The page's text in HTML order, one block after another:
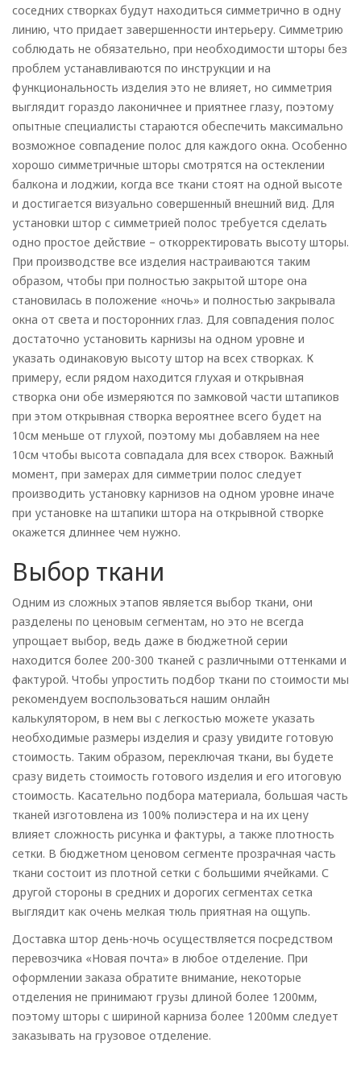
соседних створках будут находиться симметрично в одну
линию, что придает завершенности интерьеру. Симметрию
соблюдать не обязательно, при необходимости шторы без
проблем устанавливаются по инструкции и на
функциональность изделия это не влияет, но симметрия
выглядит гораздо лаконичнее и приятнее глазу, поэтому
опытные специалисты стараются обеспечить максимально
возможное совпадение полос для каждого окна. Особенно
хорошо симметричные шторы смотрятся на остеклении
балкона и лоджии, когда все ткани стоят на одной высоте
и достигается визуально совершенный внешний вид. Для
установки штор с симметрией полос требуется сделать
одно простое действие – откорректировать высоту шторы.
При производстве все изделия настраиваются таким
образом, чтобы при полностью закрытой шторе она
становилась в положение «ночь» и полностью закрывала
окна от света и посторонних глаз. Для совпадения полос
достаточно установить карнизы на одном уровне и
указать одинаковую высоту штор на всех створках. К
примеру, если рядом находится глухая и открывная
створка они обе измеряются по замковой части штапиков
при этом открывная створка вероятнее всего будет на
10см меньше от глухой, поэтому мы добавляем на нее
10см чтобы высота совпадала для всех створок. Важный
момент, при замерах для симметрии полос следует
производить установку карнизов на одном уровне иначе
при установке на штапики штора на открывной створке
окажется длиннее чем нужно.
Выбор ткани
Одним из сложных этапов является выбор ткани, они
разделены по ценовым сегментам, но это не всегда
упрощает выбор, ведь даже в бюджетной серии
находится более 200-300 тканей с различными оттенками и
фактурой. Чтобы упростить подбор ткани по стоимости мы
рекомендуем воспользоваться нашим онлайн
калькулятором, в нем вы с легкостью можете указать
необходимые размеры изделия и сразу увидите готовую
стоимость. Таким образом, переключая ткани, вы будете
сразу видеть стоимость готового изделия и его итоговую
стоимость. Касательно подбора материала, большая часть
тканей изготовлена из 100% полиэстера и на их цену
влияет сложность рисунка и фактуры, а также плотность
сетки. В бюджетном ценовом сегменте прозрачная часть
ткани состоит из плотной сетки с большими ячейками. С
другой стороны в средних и дорогих сегментах сетка
выглядит как очень мелкая тюль приятная на ощупь.
Доставка штор день-ночь осуществляется посредством
перевозчика «Новая почта» в любое отделение. При
оформлении заказа обратите внимание, некоторые
отделения не принимают грузы длиной более 1200мм,
поэтому шторы с шириной карниза более 1200мм следует
заказывать на грузовое отделение.